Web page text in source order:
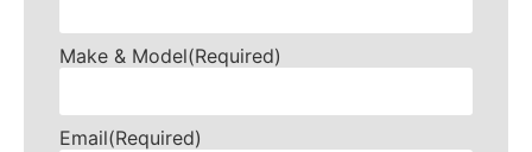
Make & Model(Required)
Email(Required)